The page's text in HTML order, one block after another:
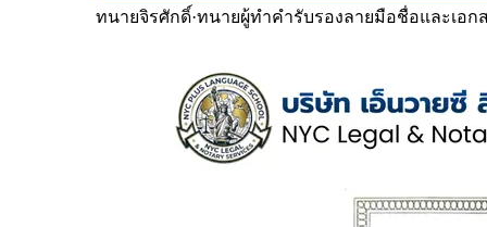
ทนายจิรศักดิ์·ทนายผู้ทำคำรับรองลายมือชื่อและเอก